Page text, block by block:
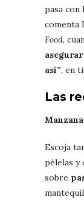
pasa con
comenta
Food,
así”, en
Las
Escoja
pélelas y
sobre